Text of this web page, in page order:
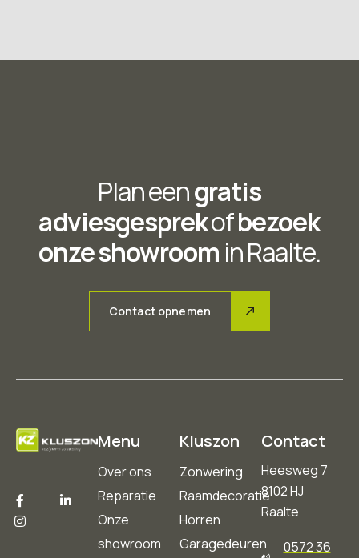
Plan eengratis
adviesgesprekofbezoek
onze showroom in Raalte.
Contact opnemen
Menu
Over ons
Reparatie
Onze
showroom
Kluszon
Zonwering
Raamdecoratie
Horren
Garagedeuren
Contact
Heesweg 7
8102 HJ
Raalte
0572 36